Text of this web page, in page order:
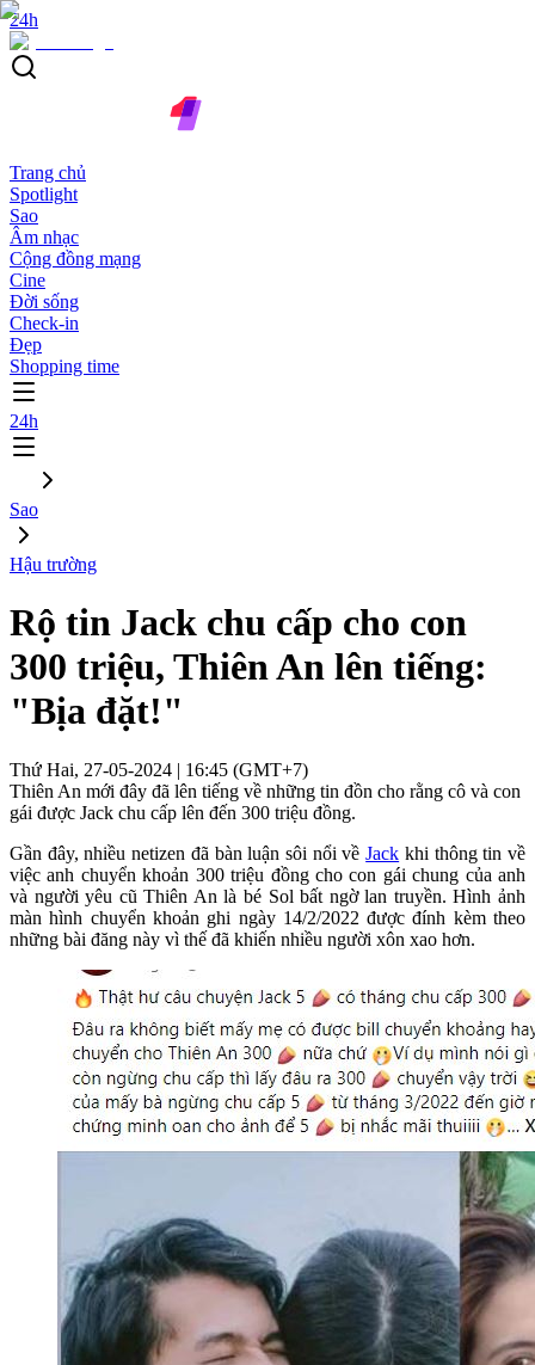
24h
Trang chủ
Spotlight
Sao
Âm nhạc
Cộng đồng mạng
Cine
Đời sống
Check-in
Đẹp
Shopping time
24h
Sao
Hậu trường
Rộ tin Jack chu cấp cho con
300 triệu, Thiên An lên tiếng:
"Bịa đặt!"
Thứ Hai, 27-05-2024 | 16:45 (GMT+7)
Thiên An mới đây đã lên tiếng về những tin đồn cho rằng cô và con
gái được Jack chu cấp lên đến 300 triệu đồng.
Gần đây, nhiều netizen đã bàn luận sôi nổi vềJack khi thông tin về
việc anh chuyển khoản 300 triệu đồng cho con gái chung của anh
và người yêu cũ Thiên An là bé Sol bất ngờ lan truyền. Hình ảnh
màn hình chuyển khoản ghi ngày 14/2/2022 được đính kèm theo
những bài đăng này vì thế đã khiến nhiều người xôn xao hơn.